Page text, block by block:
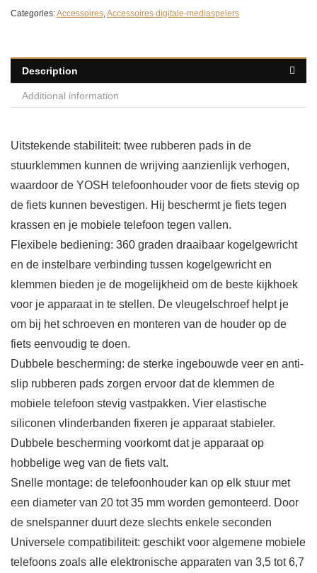
Categories:Accessoires,Accessoires digitale-mediaspelers
Description
Additional information
Uitstekende stabiliteit: twee rubberen pads in de
stuurklemmen kunnen de wrijving aanzienlijk verhogen,
waardoor de YOSH telefoonhouder voor de fiets stevig op
de fiets kunnen bevestigen. Hij beschermt je fiets tegen
krassen en je mobiele telefoon tegen vallen.
Flexibele bediening: 360 graden draaibaar kogelgewricht
en de instelbare verbinding tussen kogelgewricht en
klemmen bieden je de mogelijkheid om de beste kijkhoek
voor je apparaat in te stellen. De vleugelschroef helpt je
om bij het schroeven en monteren van de houder op de
fiets eenvoudig te doen.
Dubbele bescherming: de sterke ingebouwde veer en anti-
slip rubberen pads zorgen ervoor dat de klemmen de
mobiele telefoon stevig vastpakken. Vier elastische
siliconen vlinderbanden fixeren je apparaat stabieler.
Dubbele bescherming voorkomt dat je apparaat op
hobbelige weg van de fiets valt.
Snelle montage: de telefoonhouder kan op elk stuur met
een diameter van 20 tot 35 mm worden gemonteerd. Door
de snelspanner duurt deze slechts enkele seconden
Universele compatibiliteit: geschikt voor algemene mobiele
telefoons zoals alle elektronische apparaten van 3,5 tot 6,7